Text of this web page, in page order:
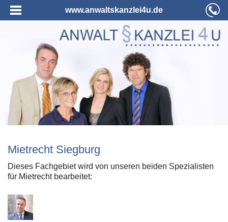
www.anwaltskanzlei4u.de
Mietrecht Siegburg
Dieses Fachgebiet wird von unseren beiden Spezialisten
für Mietrecht bearbeitet: